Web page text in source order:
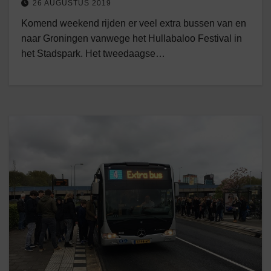
26 AUGUSTUS 2019
Komend weekend rijden er veel extra bussen van en
naar Groningen vanwege het Hullabaloo Festival in
het Stadspark. Het tweedaagse…